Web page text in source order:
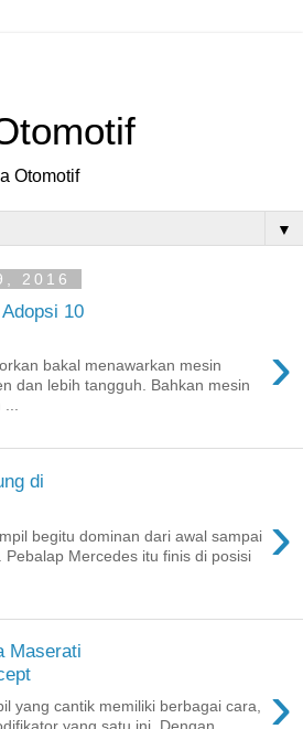
Otomotif
▼
2016
10
›
bakal menawarkan mesin
dan lebih tangguh. Bahkan mesin
...
di
›
begitu dominan dari awal sampai
Mercedes itu finis di posisi
Maserati
›
yang cantik memiliki berbagai cara,
yang satu ini. Dengan